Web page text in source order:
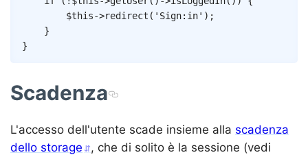
$this->redirect ( 'Sign:in' ) ;
}
}
Scadenza
L'accesso dell'utente scade insieme alla scadenza
dello storage
, che di solito è la sessione (vedi